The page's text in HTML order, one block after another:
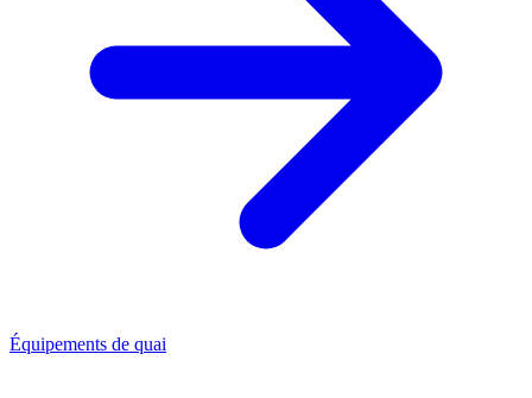
Équipements de quai